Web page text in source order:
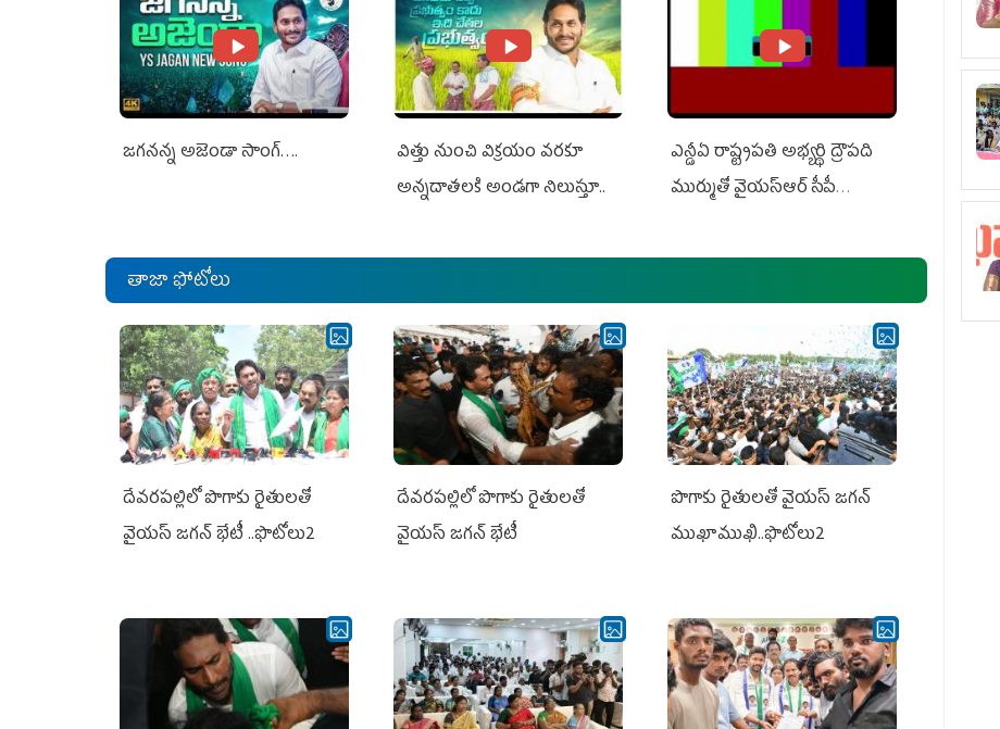
జగనన్న అజెండా సాంగ్….
విత్తు నుంచి విక్రయం వరకూ
అన్నదాతలకి అండగా నిలుస్తూ..
ఎన్డీఏ రాష్ట్ర‌ప‌తి అభ్య‌ర్థి ద్రౌప‌ది
ముర్ముతో వైయ‌స్ఆర్ సీపీ
ఎమ్మెల్యేలు, ఎంపీల స‌మావేశం
తాజా ఫోటోలు
దేవరపల్లిలో పొగాకు రైతులతో
వైయస్ జగన్ భేటీ ..ఫొటోలు2
దేవరపల్లిలో పొగాకు రైతులతో
వైయస్ జగన్ భేటీ
పొగాకు రైతుల‌తో వైయ‌స్ జ‌గ‌న్
ముఖాముఖి..ఫొటోలు2